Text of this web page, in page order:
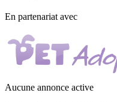
En partenariat avec
Aucune annonce active